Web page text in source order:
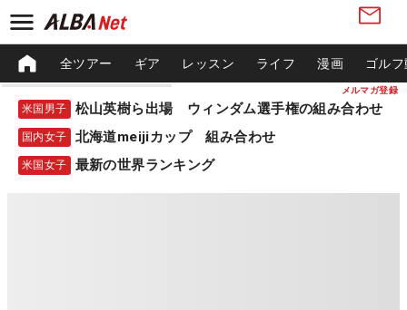
メルマガ登録
全ツアー ギア レッスン ライフ 漫画 ゴル
米国男子 松山英樹ら出場 ウィンダム選手権の組み合わせ
国内女子 北海道meijiカップ 組み合わせ
米国女子 最新の世界ランキング